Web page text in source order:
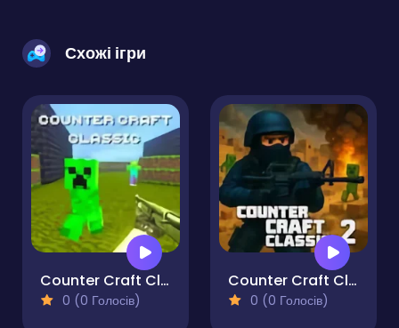
Схожі ігри
Counter Craft Classic
0 (0 Голосів)
Counter Craft Classic 2
0 (0 Голосів)